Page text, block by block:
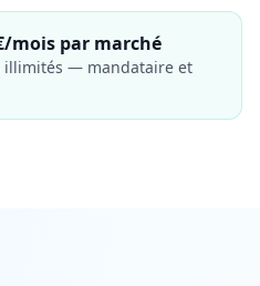
mois par marché
illimités — mandataire et